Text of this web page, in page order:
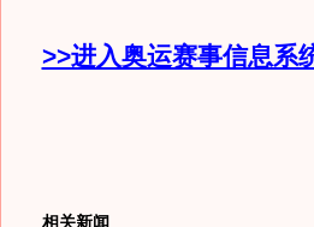
>>进入奥运赛事信息系
相关新闻